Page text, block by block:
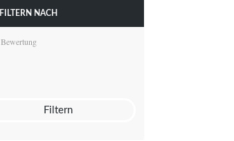
FILTERN NACH
Bewertung
Filtern